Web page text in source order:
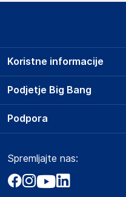
Podjetje Big Bang
O podjetju
Obvestila za javnost
Akt o digitalnih storitvah
Koristne informacije
Prodajna mesta
Storitve
Dostava, vnos in odvoz
Zavarovanje izdelkov
Podpora
Marketplace
Kako oddati naročilo?
Spremljajte nas: